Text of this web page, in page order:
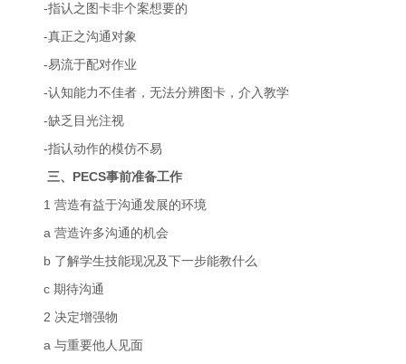
-指认之图卡非个案想要的
-真正之沟通对象
-易流于配对作业
-认知能力不佳者，无法分辨图卡，介入教学
-缺乏目光注视
-指认动作的模仿不易
三、PECS事前准备工作
1 营造有益于沟通发展的环境
a 营造许多沟通的机会
b 了解学生技能现况及下一步能教什么
c 期待沟通
2 决定增强物
a 与重要他人见面